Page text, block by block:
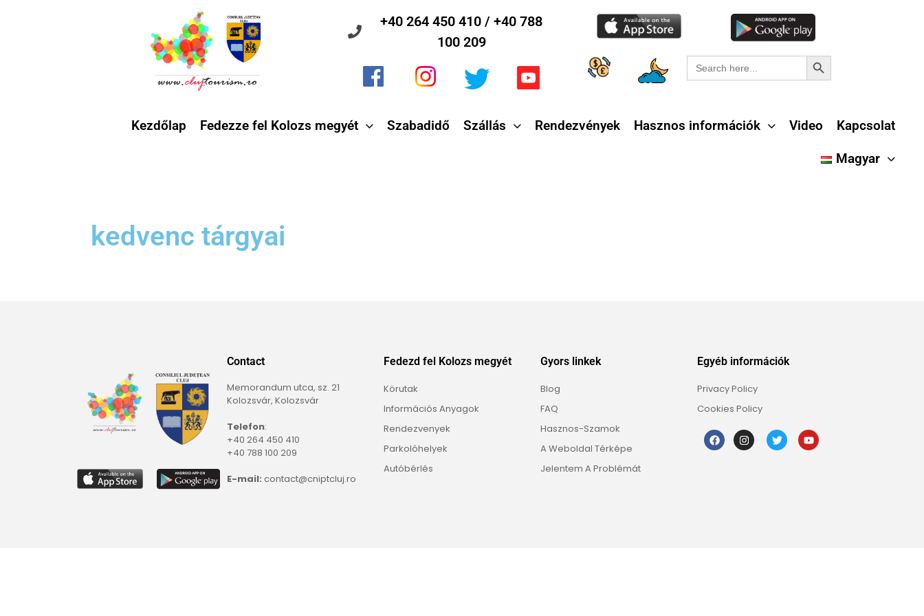
+40 264 450 410 / +40 788
100 209
Search
for:
Search Button
Kezdőlap Fedezze fel Kolozs megyét Szabadidő Szállás Rendezvények Hasznos információk Video Kapcsolat
Magyar
kedvenc tárgyai
Contact
Memorandum utca, sz. 21
Kolozsvár, Kolozsvár
Telefon:
+40 264 450 410
+40 788 100 209
E-mail: contact@cniptcluj.ro
Fedezd fel Kolozs megyét
Körutak
Információs Anyagok
Rendezvenyek
Parkolóhelyek
Autóbérlés
Gyors linkek
Blog
FAQ
Hasznos-Szamok
A Weboldal Térképe
Jelentem A Problémát
Egyéb információk
Privacy Policy
Cookies Policy